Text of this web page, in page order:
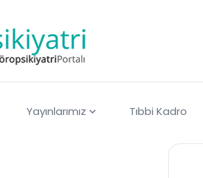
Yayınlarımız Tıbbi Kadro